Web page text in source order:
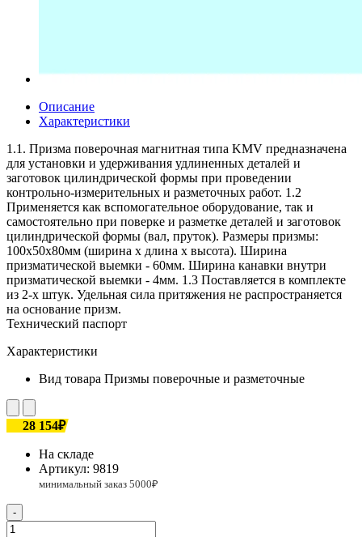
Описание
Характеристики
1.1. Призма поверочная магнитная типа KMV предназначена
для установки и удерживания удлиненных деталей и
заготовок цилиндрической формы при проведении
контрольно-измерительных и разметочных работ. 1.2
Применяется как вспомогательное оборудование, так и
самостоятельно при поверке и разметке деталей и заготовок
цилиндрической формы (вал, пруток). Размеры призмы:
100х50х80мм (ширина х длина х высота). Ширина
призматической выемки - 60мм. Ширина канавки внутри
призматической выемки - 4мм. 1.3 Поставляется в комплекте
из 2-х штук. Удельная сила притяжения не распространяется
на основание призм.
Технический паспорт
Характеристики
Вид товара Призмы поверочные и разметочные
28 154₽
На складе
Артикул: 9819
-